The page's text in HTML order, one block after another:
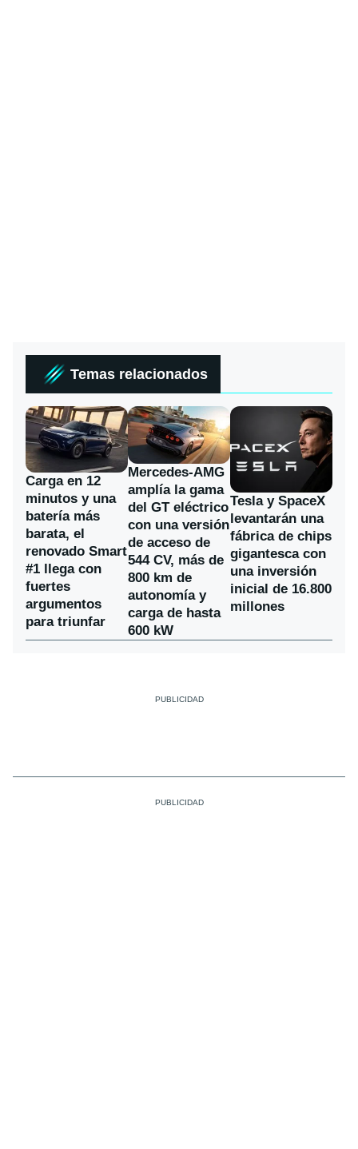
Temas relacionados
Carga en 12
minutos y una
batería más
barata, el
renovado Smart
#1 llega con
fuertes
argumentos
para triunfar
Mercedes-AMG
amplía la gama
del GT eléctrico
con una versión
de acceso de
544 CV, más de
800 km de
autonomía y
carga de hasta
600 kW
Tesla y SpaceX
levantarán una
fábrica de chips
gigantesca con
una inversión
inicial de 16.800
millones